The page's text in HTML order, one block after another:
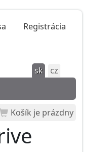
Registrácia
sk
cz
Košík je prázdny